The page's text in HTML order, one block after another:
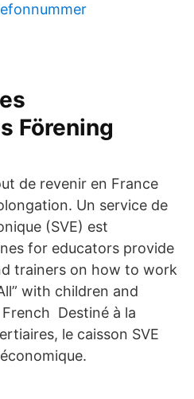
Förening
de revenir en France
Un service de
(SVE) est
for educators provide
trainers on how to work
with children and
Destiné à la
le caisson SVE